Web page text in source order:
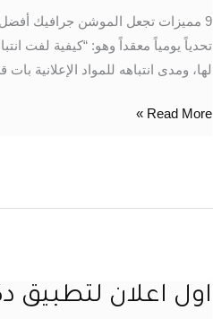
تحدياً يومياً معقداً وهو: “كيفية لفت
لها، ومدى انتباهه للمواد الإعلانية
Read More »
اول اعلان
اول